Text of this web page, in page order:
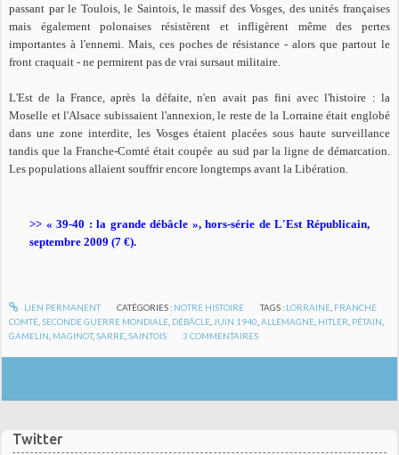
Twitter
passant par le Toulois, le Saintois, le massif des Vosges, des unités françaises
mais également polonaises résistèrent et infligèrent même des pertes
importantes à l'ennemi. Mais, ces poches de résistance - alors que partout le
front craquait - ne permirent pas de vrai sursaut militaire.
L'Est de la France, après la défaite, n'en avait pas fini avec l'histoire : la
Moselle et l'Alsace subissaient l'annexion, le reste de la Lorraine était englobé
dans une zone interdite, les Vosges étaient placées sous haute surveillance
tandis que la Franche-Comté était coupée au sud par la ligne de démarcation.
Les populations allaient souffrir encore longtemps avant la Libération.
>> « 39-40 : la grande débâcle », hors-série de L'Est Républicain,
septembre 2009 (7 €).
LIEN PERMANENT CATÉGORIES : NOTRE HISTOIRE TAGS : LORRAINE FRANCHE
COMTÉ ,SECONDE GUERRE MONDIALE DÉBÂCLE JUIN 1940 ,ALLEMAGNE HITLER PÉTAIN
GAMELIN MAGINOT,SARRE ,SAINTOIS 3 COMMENTAIRES